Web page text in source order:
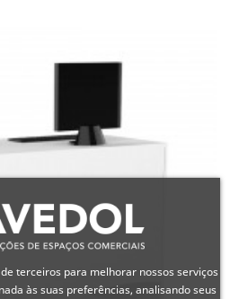
terceiros para melhorar nossos serviços
às suas preferências, analisando seus